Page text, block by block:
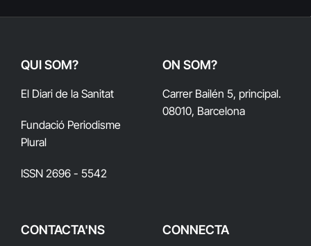
QUI SOM?
El Diari de la Sanitat
Fundació Periodisme
Plural
ISSN 2696 - 5542
ON SOM?
Carrer Bailén 5, principal.
08010, Barcelona
CONTACTA'NS CONNECTA